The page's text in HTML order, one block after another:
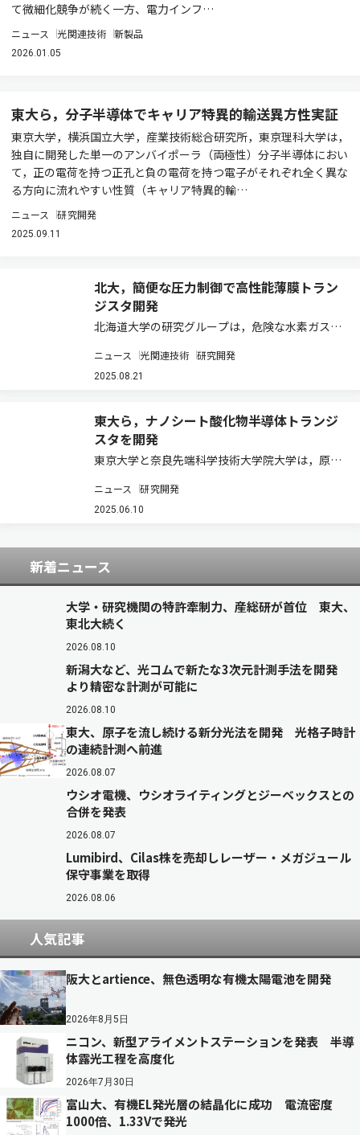
て微細化競争が続く一方、電力インフ…
ニュース 光関連技術 新製品
2026.01.05
東大ら，分子半導体でキャリア特異的輸送異方性実証
東京大学，横浜国立大学，産業技術総合研究所，東京理科大学は，
独自に開発した単一のアンバイポーラ（両極性）分子半導体におい
て，正の電荷を持つ正孔と負の電荷を持つ電子がそれぞれ全く異な
る方向に流れやすい性質（キャリア特異的輸…
ニュース 研究開発
2025.09.11
北大，簡便な圧力制御で高性能薄膜トラン
ジスタ開発
北海道大学の研究グループは，危険な水素ガスや
90cm2 /V·sの高性能薄膜トランジスタの開発に
成功した（ニュースリリース）。 近年，次世代デ
ニュース 光関連技術 研究開発
2025.08.21
東大ら，ナノシート酸化物半導体トランジ
スタを開発
東京大学と奈良先端科学技術大学院大学は，原子
する技術を開発し，トランジスタの高性能化と高
信頼性化を実現した（ニュースリリース）。 デー
ニュース 研究開発
2025.06.10
新着ニュース
大学・研究機関の特許牽制力、産総研が首位 東大、
東北大続く
2026.08.10
新潟大など、光コムで新たな3次元計測手法を開発
より精密な計測が可能に
2026.08.10
東大、原子を流し続ける新分光法を開発 光格子時計
の連続計測へ前進
2026.08.07
ウシオ電機、ウシオライティングとジーベックスとの
合併を発表
2026.08.07
Lumibird、Cilas株を売却しレーザー・メガジュール
保守事業を取得
2026.08.06
人気記事
阪大とartience、無色透明な有機太陽電池を開発
2026年8月5日
ニコン、新型アライメントステーションを発表 半導
体露光工程を高度化
2026年7月30日
富山大、有機EL発光層の結晶化に成功 電流密度
1000倍、1.33Vで発光